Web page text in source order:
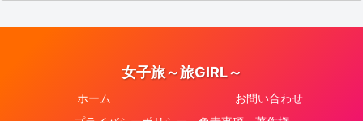
女子旅～旅GIRL～
ホーム
お問い合わせ